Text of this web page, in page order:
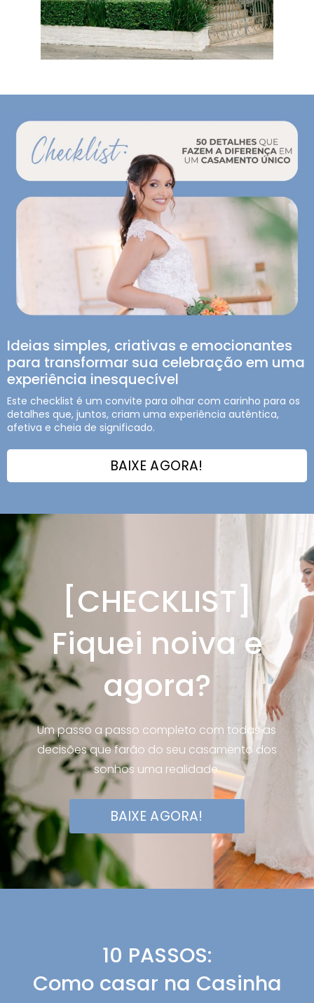
Ideias simples, criativas e emocionantes
para transformar sua celebração em uma
experiência inesquecível
Este checklist é um convite para olhar com carinho para os
detalhes que, juntos, criam uma experiência autêntica,
afetiva e cheia de significado.
BAIXE AGORA!
[CHECKLIST]
Fiquei noiva e
agora?
Um passo a passo completo com todas as
decisões que farão do seu casamento dos
sonhos uma realidade.
BAIXE AGORA!
10 PASSOS:
Como casar na Casinha